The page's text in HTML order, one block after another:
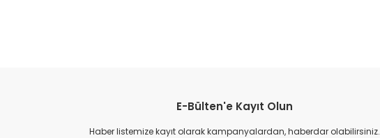
Ürün resmi kalitesiz, bozuk veya görüntülenemiyor.
Ürün açıklamasında eksik bilgiler bulunuyor.
E-Bülten'e Kayıt Olun
Haber listemize kayıt olarak kampanyalardan, haberdar olabilirsiniz.